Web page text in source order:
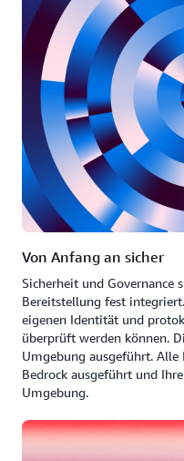
Von Anfang an sicher
Sicherheit und Governance
Bereitstellung fest
eigenen Identität und
überprüft werden können.
Umgebung ausgeführt.
Bedrock ausgeführt und
Umgebung.